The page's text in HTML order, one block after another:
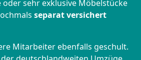
sehr exklusive Möbelstücke
separat versichert
Mitarbeiter ebenfalls geschult.